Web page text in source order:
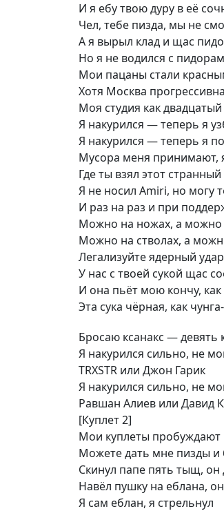
И я ебу твою дуру в её
Чел, тебе пизда, мы не
А я вырыл клад и щас
Но я не водился с
Мои пацаны стали
Хотя Москва
Моя студия как
Я накурился — теперь я
Я накурился — теперь я
Мусора меня принимают,
Где ты взял этот
Я не носил Amiri, но могу
И раз на раз и при
Можно на ножах, а можно
Можно на стволах, а
Легализуйте ядерный
У нас с твоей сукой щас
И она пьёт мою кончу, как
Эта сука чёрная, как
Бросаю ксанакс — девять
Я накурился сильно, не
TRXSTR или Джон Гарик
Я накурился сильно, не
Равшан Алиев или Давид
[Куплет 2]
Мои куплеты пробуждают
Можете дать мне пизды и
Скинул папе пять тыщ, он
Навёл пушку на еблана,
Я сам еблан, я стрельнул